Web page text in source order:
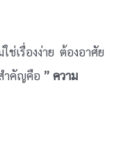
ช่เรื่องง่าย ต้องอาศัย
ำคัญคือ ” ความ